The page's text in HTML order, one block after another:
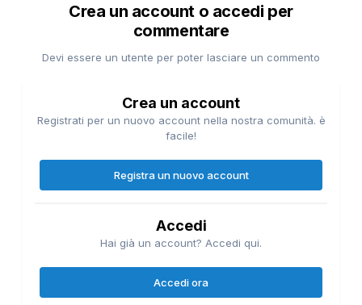
Crea un account o accedi per
commentare
Devi essere un utente per poter lasciare un commento
Crea un account
Registrati per un nuovo account nella nostra comunità. è
facile!
Registra un nuovo account
Accedi
Hai già un account? Accedi qui.
Accedi ora